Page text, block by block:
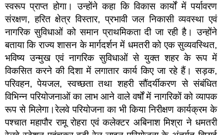
स्वरूप प्राप्त होगा। उन्होंने कहा कि विकास कार्यों में पर्यावरण
संरक्षण, हरित क्षेत्र विस्तार, प्रभावी जल निकासी व्यवस्था एवं
नागरिक सुविधाओं को समान प्राथमिकता दी जा रही है। उन्होंने
बताया कि राज्य शासन के मार्गदर्शन में धमतरी को एक सुव्यवस्थित,
भविष्य उन्मुख एवं नागरिक सुविधाओं से युक्त शहर के रूप में
विकसित करने की दिशा में लगातार कार्य किए जा रहे हैं। सड़क,
परिवहन, पेयजल, स्वच्छता तथा शहरी सौंदर्यीकरण से संबंधित
विभिन्न परियोजनाओं का लाभ आने वाले वर्षों में नागरिकों को व्यापक
रूप से मिलेगा।रेलवे परियोजना का भी किया निरीक्षण कार्यक्रम के
पश्चात महापौर रामू रोहरा एवं कलेक्टर अबिनाश मिश्रा ने धमतरी